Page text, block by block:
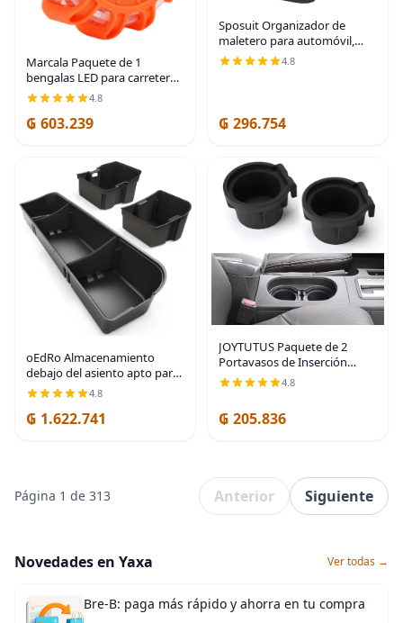
Marcala Paquete de 1
bengalas LED para carretera,
kit de emergencia LED para
automóvil, compatible con
DOT, bengalas de emergencia
4.8
₲ 603.239
Sposuit Organizador de
maletero para automóvil,
almacenamiento plegable de
4.8
₲ 296.754
oEdRo Almacenamiento
debajo del asiento apto para
Ford F-150 F150
SuperCrew/Crew Cab 2015-
2025, F-250/F-350/F-450/F-
4.8
₲ 1.622.741
JOYTUTUS Paquete de 2
Portavasos de Inserción
Reemplazo Compatible con
Portavasos de Consola
Pathfinder 2005-2012 Xterra
4.8
₲ 205.836
Página 1 de 313 Anterior Siguiente
Novedades en Yaxa Ver todas →
Bre-B: paga más rápido y ahorra en tu compra